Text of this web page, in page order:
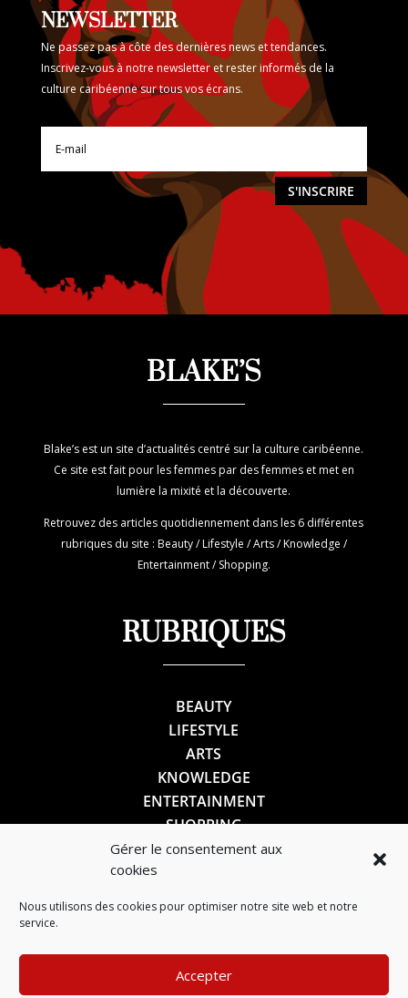
Gérer le consentement aux
cookies
Nous utilisons des cookies pour optimiser notre site web et notre
service.
Accepter
NEWSLETTER
Ne passez pas à côte des dernières news et tendances.
Inscrivez-vous à notre newsletter et rester informés de la
culture caribéenne sur tous vos écrans.
S'INSCRIRE
BLAKE’S
Blake’s est un site d’actualités centré sur la culture caribéenne.
Ce site est fait pour les femmes par des femmes et met en
lumière la mixité et la découverte.
Retrouvez des articles quotidiennement dans les 6 différentes
rubriques du site : Beauty / Lifestyle / Arts / Knowledge /
Entertainment / Shopping.
RUBRIQUES
BEAUTY
LIFESTYLE
ARTS
KNOWLEDGE
ENTERTAINMENT
SHOPPING
SUIVEZ-NOUS